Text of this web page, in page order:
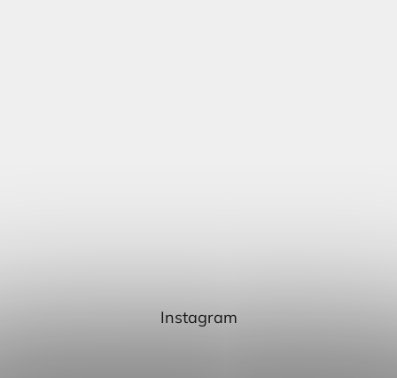
Instagram